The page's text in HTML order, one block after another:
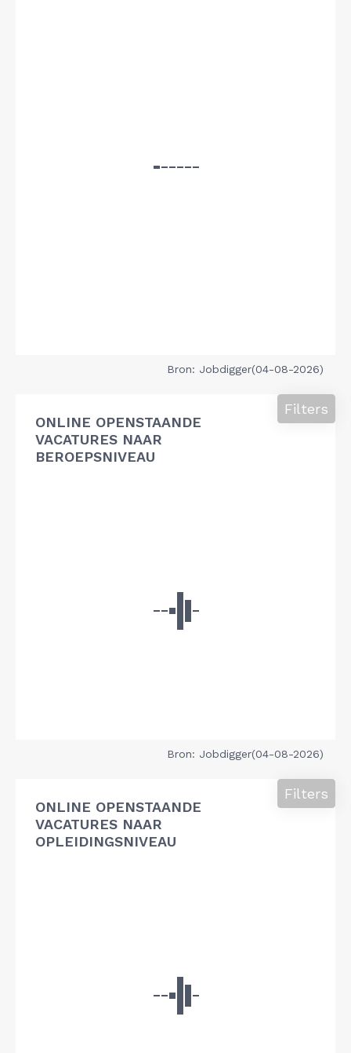
Bron: Jobdigger(04-08-2026)
ONLINE OPENSTAANDE
VACATURES NAAR
BEROEPSNIVEAU
Filters
Bron: Jobdigger(04-08-2026)
ONLINE OPENSTAANDE
VACATURES NAAR
OPLEIDINGSNIVEAU
Filters